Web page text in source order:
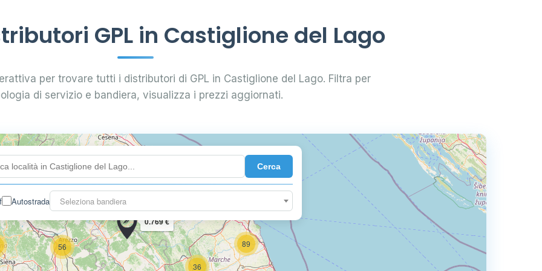
GPL in Castiglione del Lago
per trovare tutti i distributori di GPL in Castiglione del Lago. Filtra per
di servizio e bandiera, visualizza i prezzi aggiornati.
Cerca
Autostrada Seleziona bandiera
58
36
89
18
68
60
5
56
0.739 €
0.769 €